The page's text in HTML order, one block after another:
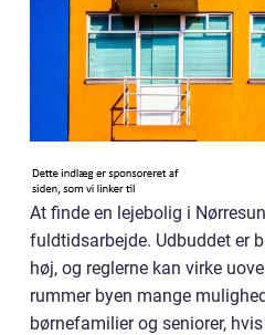
At finde en lejebolig i
fuldtidsarbejde. Udbuddet er
høj, og reglerne kan virke
rummer byen mange
børnefamilier og seniorer,